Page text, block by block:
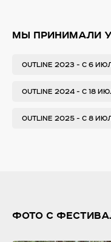
МЫ ПРИНИМАЛИ
OUTLINE 2023 - С 6
OUTLINE 2024 - С 18
OUTLINE 2025 - С 8
ФОТО С